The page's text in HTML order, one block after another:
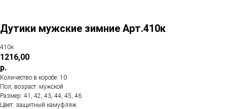
Дутики мужские зимние Арт.410к
410к
1216,00
р.
Количество в коробе: 10
Пол, возраст: мужской
Размер: 41, 42, 43, 44, 45, 46
Цвет: защитный камуфляж